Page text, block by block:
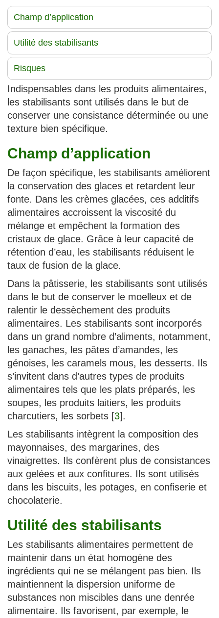
Champ d’application
Utilité des stabilisants
Risques
Indispensables dans les produits alimentaires,
les stabilisants sont utilisés dans le but de
conserver une consistance déterminée ou une
texture bien spécifique.
Champ d’application
De façon spécifique, les stabilisants améliorent
la conservation des glaces et retardent leur
fonte. Dans les crèmes glacées, ces additifs
alimentaires accroissent la viscosité du
mélange et empêchent la formation des
cristaux de glace. Grâce à leur capacité de
rétention d’eau, les stabilisants réduisent le
taux de fusion de la glace.
Dans la pâtisserie, les stabilisants sont utilisés
dans le but de conserver le moelleux et de
ralentir le dessèchement des produits
alimentaires. Les stabilisants sont incorporés
dans un grand nombre d’aliments, notamment,
les ganaches, les pâtes d’amandes, les
génoises, les caramels mous, les desserts. Ils
s’invitent dans d’autres types de produits
alimentaires tels que les plats préparés, les
soupes, les produits laitiers, les produits
charcutiers, les sorbets [3].
Les stabilisants intègrent la composition des
mayonnaises, des margarines, des
vinaigrettes. Ils confèrent plus de consistances
aux gelées et aux confitures. Ils sont utilisés
dans les biscuits, les potages, en confiserie et
chocolaterie.
Utilité des stabilisants
Les stabilisants alimentaires permettent de
maintenir dans un état homogène des
ingrédients qui ne se mélangent pas bien. Ils
maintiennent la dispersion uniforme de
substances non miscibles dans une denrée
alimentaire. Ils favorisent, par exemple, le